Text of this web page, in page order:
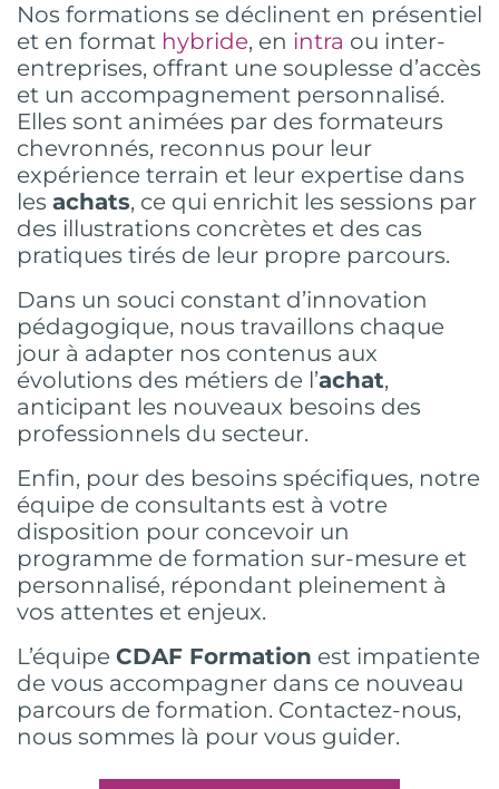
Nos formations se déclinent en présentiel
et en format hybride, en intra ou inter-
entreprises, offrant une souplesse d’accès
et un accompagnement personnalisé.
Elles sont animées par des formateurs
chevronnés, reconnus pour leur
expérience terrain et leur expertise dans
les achats, ce qui enrichit les sessions par
des illustrations concrètes et des cas
pratiques tirés de leur propre parcours.
Dans un souci constant d’innovation
pédagogique, nous travaillons chaque
jour à adapter nos contenus aux
évolutions des métiers de l’achat,
anticipant les nouveaux besoins des
professionnels du secteur.
Enfin, pour des besoins spécifiques, notre
équipe de consultants est à votre
disposition pour concevoir un
programme de formation sur-mesure et
personnalisé, répondant pleinement à
vos attentes et enjeux.
L’équipe CDAF Formation est impatiente
de vous accompagner dans ce nouveau
parcours de formation. Contactez-nous,
nous sommes là pour vous guider.